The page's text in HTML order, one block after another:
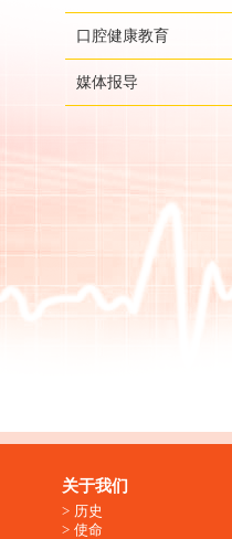
口腔健康教育
媒体报导
关于我们
历史
使命